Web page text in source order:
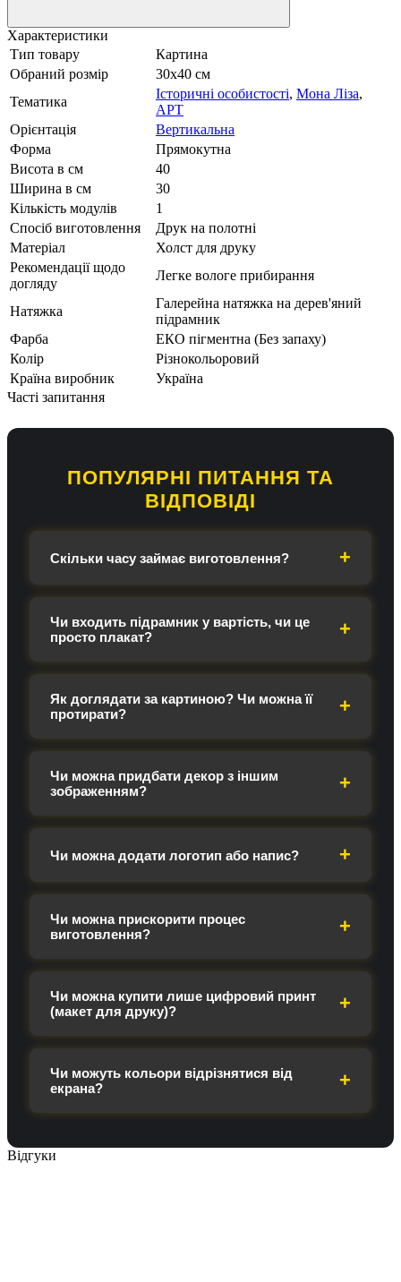
Характеристики
Тип товару
Картина
Обраний розмір
30х40 см
Тематика
Історичні особистості, Мона Ліза,
АРТ
Орієнтація
Вертикальна
Форма
Прямокутна
Висота в см
40
Ширина в см
30
Кількість модулів
1
Спосіб виготовлення
Друк на полотні
Матеріал
Холст для друку
Рекомендації щодо
догляду
Легке вологе прибирання
Натяжка
Галерейна натяжка на дерев'яний
підрамник
Фарба
ЕКО пігментна (Без запаху)
Колір
Різнокольоровий
Країна виробник
Україна
Часті запитання
ПОПУЛЯРНІ ПИТАННЯ ТА
ВІДПОВІДІ
Скільки часу займає виготовлення?
Чи входить підрамник у вартість, чи це
просто плакат?
Як доглядати за картиною? Чи можна її
протирати?
Чи можна придбати декор з іншим
зображенням?
Чи можна додати логотип або напис?
Чи можна прискорити процес
виготовлення?
Чи можна купити лише цифровий принт
(макет для друку)?
Чи можуть кольори відрізнятися від
екрана?
Відгуки